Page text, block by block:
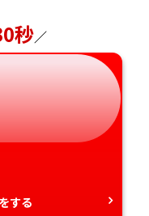
秒／
する